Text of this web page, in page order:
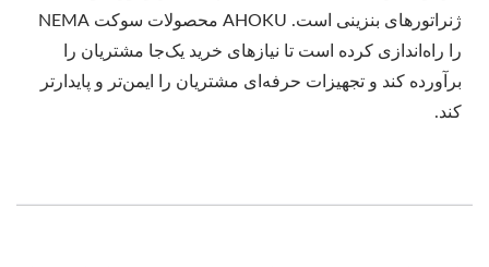
ژنراتورهای بنزینی است. AHOKU محصولات سوکت NEMA
را راه‌اندازی کرده است تا نیازهای خرید یک‌جا مشتریان را
برآورده کند و تجهیزات حرفه‌ای مشتریان را ایمن‌تر و پایدارتر
کند.